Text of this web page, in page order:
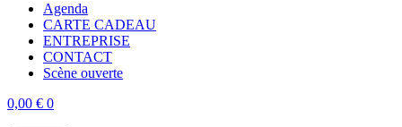
Agenda
CARTE CADEAU
ENTREPRISE
CONTACT
Scène ouverte
0,00 € 0